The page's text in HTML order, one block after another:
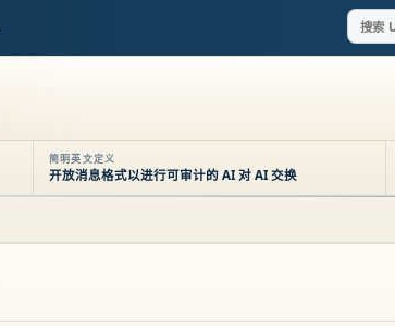
简明英文定义
开放消息格式以进行可审计的 AI 对 AI 交换